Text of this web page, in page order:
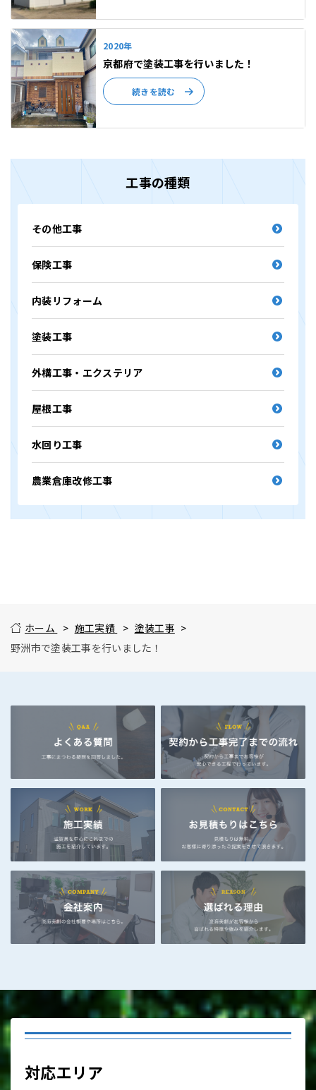
工事の種類
その他工事
保険工事
内装リフォーム
塗装工事
外構工事・エクステリア
屋根工事
水回り工事
農業倉庫改修工事
2020年
京都府で塗装工事を行いました！
続きを読む
ホーム 施工実績
塗装工事
野洲市で塗装工事を行いました！
対応エリア